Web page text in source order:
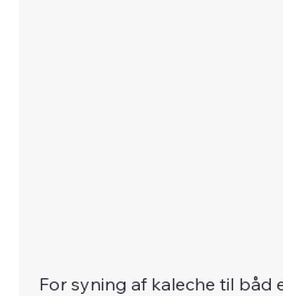
For syning af kaleche til båd